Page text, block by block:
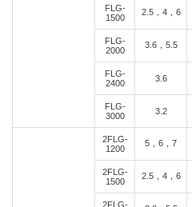
FLG-
1500
2.5，4，6
FLG-
2000
3.6，5.5
FLG-
2400
3.6
FLG-
3000
3.2
2FLG-
1200
5，6，7
2FLG-
1500
2.5，4，6
2FLG-